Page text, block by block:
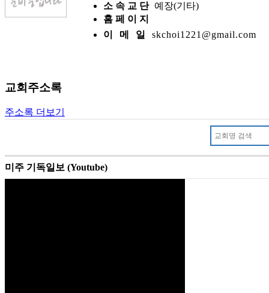
소 속 교 단 예장(기타)
홈 페 이 지
이 메 일
skchoi1221@gmail.com
교회주소록
주소록 더보기
미주 기독일보 (Youtube)